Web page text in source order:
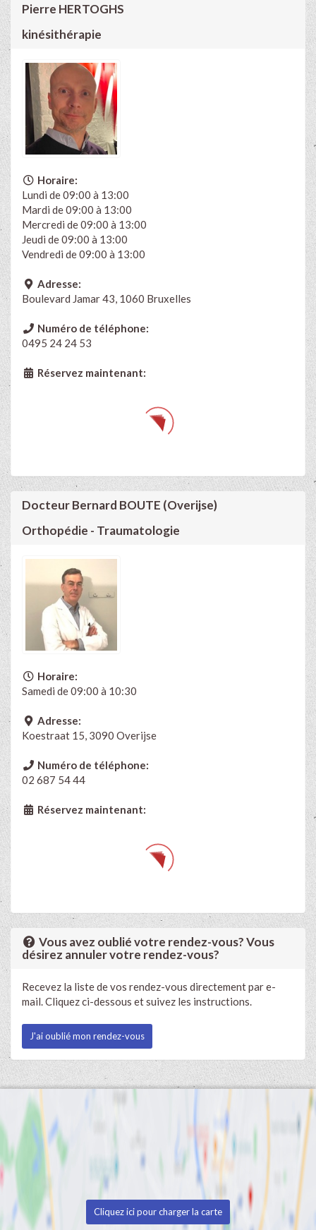
Pierre HERTOGHS
kinésithérapie
Horaire:
Lundi de 09:00 à 13:00
Mardi de 09:00 à 13:00
Mercredi de 09:00 à 13:00
Jeudi de 09:00 à 13:00
Vendredi de 09:00 à 13:00
Adresse:
Boulevard Jamar 43, 1060 Bruxelles
Numéro de téléphone:
0495 24 24 53
Réservez maintenant:
Docteur Bernard BOUTE (Overijse)
Orthopédie - Traumatologie
Horaire:
Samedi de 09:00 à 10:30
Adresse:
Koestraat 15, 3090 Overijse
Numéro de téléphone:
02 687 54 44
Réservez maintenant:
Vous avez oublié votre rendez-vous? Vous
désirez annuler votre rendez-vous?
Recevez la liste de vos rendez-vous directement par e-
mail. Cliquez ci-dessous et suivez les instructions.
J'ai oublié mon rendez-vous
Cliquez ici pour charger la carte